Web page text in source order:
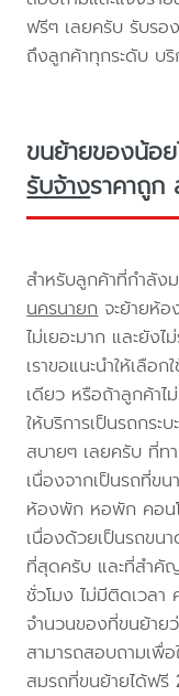
ฟรีๆ เลยครับ รับรอ
ถึงลูกค้าทุกระดับ บริ
ขนย้ายของน้อย
รับจ้างราคาถู
สำหรับลูกค้าที่กำลัง
นครนายก จะย้ายห้
ไม่เยอะมาก และยังไ
เราขอแนะนำให้เลือ
เดียว หรือถ้าลูกค้า
ให้บริการเป็นรถกระ
สบายๆ เลยครับ ที่ท
เนื่องจากเป็นรถที่ข
ห้องพัก หอพัก คอน
เนื่องด้วยเป็นรถขน
ที่สุดครับ และที่สำ
ชั่วโมง ไม่มีติดเวลา
จำนวนของที่ขนย้า
สามารถสอบถามเพื่
สมรถที่ขนย้ายได้ฟรี